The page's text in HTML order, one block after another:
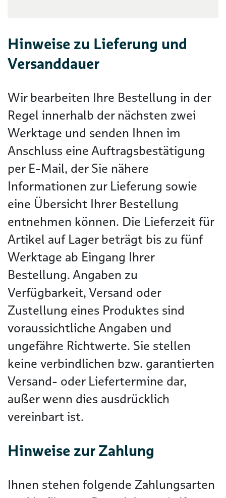
Hinweise zu Lieferung und
Versanddauer
Wir bearbeiten Ihre Bestellung in der
Regel innerhalb der nächsten zwei
Werktage und senden Ihnen im
Anschluss eine Auftragsbestätigung
per E-Mail, der Sie nähere
Informationen zur Lieferung sowie
eine Übersicht Ihrer Bestellung
entnehmen können. Die Lieferzeit für
Artikel auf Lager beträgt bis zu fünf
Werktage ab Eingang Ihrer
Bestellung. Angaben zu
Verfügbarkeit, Versand oder
Zustellung eines Produktes sind
voraussichtliche Angaben und
ungefähre Richtwerte. Sie stellen
keine verbindlichen bzw. garantierten
Versand- oder Liefertermine dar,
außer wenn dies ausdrücklich
vereinbart ist.
Hinweise zur Zahlung
Ihnen stehen folgende Zahlungsarten